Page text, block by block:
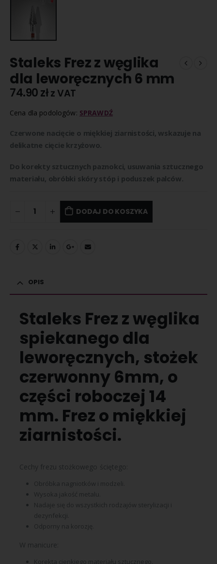
Staleks Frez z węglika
dla leworęcznych 6 mm
74.90zł z VAT
Cena dla podologów: SPRAWDŹ
Czerwone nacięcie o miękkiej ziarnistości, wskazuje na
delikatne cięcie krzyżowo.
Do korekty sztucznych paznokci, usuwania sztucznego
materiału, obróbki skóry stóp i poduszek palców.
DODAJ DO KOSZYKA
OPIS
Staleks Frez z węglika
spiekanego dla
leworęcznych, stożek
czerwonny 6mm, o
części roboczej 14
mm. Frez o miękkiej
ziarnistości.
Cechy frezu stożkowego ściętego:
Obróbka nagniotków i modzeli.
Wysoka jakość metalu.
Nadaje się do wszystkich rodzajów sterylizacji i
dezynfekcji.
Odporny na korozję.
W manicure:
Korekta cienkiego materiału sztucznego.